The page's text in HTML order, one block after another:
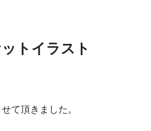
トイラスト
て頂きました。